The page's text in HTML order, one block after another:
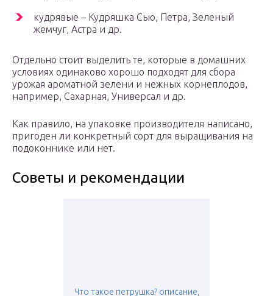
кудрявые – Кудряшка Сью, Петра, Зеленый
жемчуг, Астра и др.
Отдельно стоит выделить те, которые в домашних
условиях одинаково хорошо подходят для сбора
урожая ароматной зелени и нежных корнеплодов,
например, Сахарная, Универсал и др.
Как правило, на упаковке производителя написано,
пригоден ли конкретный сорт для выращивания на
подоконнике или нет.
Советы и рекомендации
Что такое петрушка? описание,